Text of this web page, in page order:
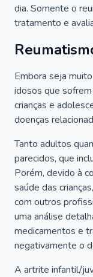
dia. Somente o
tratamento e
Embora seja
idosos que
crianças e
doenças
Tanto adultos
parecidos, que
Porém, devido à
saúde das
com outros
uma análise
medicamentos e
negativamente o
A artrite infantil/